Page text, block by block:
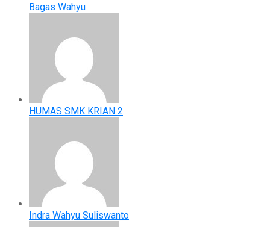
Bagas Wahyu
HUMAS SMK KRIAN 2
Indra Wahyu Suliswanto